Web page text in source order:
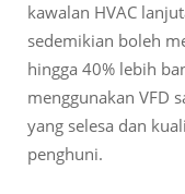
kawalan HVAC
sedemikian boleh
hingga 40% lebih
menggunakan VFD
yang selesa dan
penghuni.